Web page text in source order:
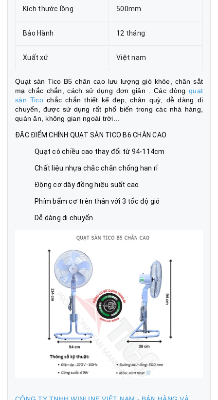
Kích thước lồng 500mm
Bảo Hành 12 tháng
Xuất xứ Việt nam
Quạt sàn Tico B5 chân cao lưu lượng gió khỏe, chân sắt
mạ chắc chắn, cách sử dụng đơn giản . Các dòng quạt
sàn Tico chắc chắn thiết kế đẹp, chân quỳ, dễ dàng di
chuyển, được sử dụng rất phổ biến trong các nhà hàng,
quán ăn, không gian ngoài trời...
ĐẶC ĐIỂM CHÍNH QUẠT SÀN TICO B6 CHÂN CAO
Quạt có chiều cao thay đổi từ 94-114cm
Chất liệu nhựa chắc chắn chống han rỉ
Động cơ dây đồng hiệu suất cao
Phím bấm cơ trên thân với 3 tốc độ gió
Dễ dàng di chuyển